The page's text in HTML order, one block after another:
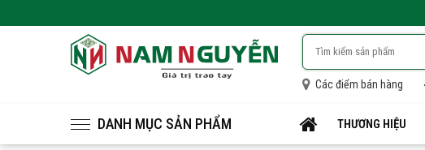
Các điểm bán hàng
DANH MỤC SẢN PHẨM THƯƠNG HIỆU